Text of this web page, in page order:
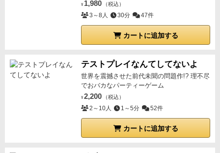
¥ 1,980 （税込）
3～8人 30分 47件
カートに追加する
テストプレイなんてしてないよ
世界を震撼させた前代未聞の問題作!? 理不尽
でおバカなパーティーゲーム
¥ 2,200 （税込）
2～10人 1～5分 52件
カートに追加する